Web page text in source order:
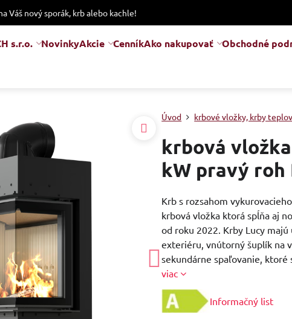
Váš nový sporák, krb alebo kachle!
s.r.o. NovinkyAkcie CenníkAko nakupovať Obchodné
Úvod krbové vložky, krby
krbová
kW pravý roh
Krb s rozsahom
krbová vložka ktorá spĺňa aj
od roku 2022. Krby Lucy
exteriéru, vnútorný šuplík na
sekundárne spaľovanie, ktoré
viac
Informačný list